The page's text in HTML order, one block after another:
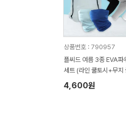
상품번호 : 790957
플씨드 여름 3종 EVA파
세트 (라인 쿨토시+무지
크)
4,600원